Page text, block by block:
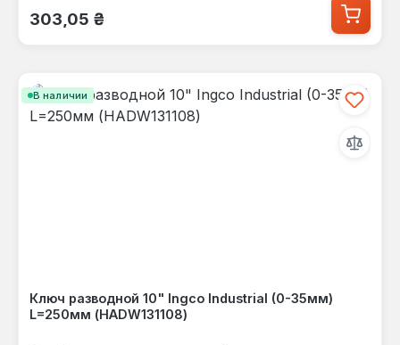
Обычная цена:
303,05 ₴
В наличии
Ключ разводной 10" Ingco Industrial (0-35мм)
L=250мм (HADW131108)